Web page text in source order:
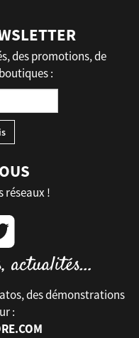
des promotions, de
:
réseaux !
des démonstrations
: